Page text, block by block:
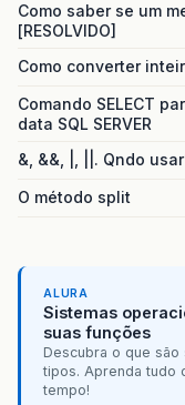
Como saber se um
[RESOLVIDO]
Como converter
Comando SELECT
data SQL SERVER
&, &&, |, ||. Qndo
O método split
ALURA
Sistemas
suas funções
Descubra o que
tipos. Aprenda tudo
tempo!